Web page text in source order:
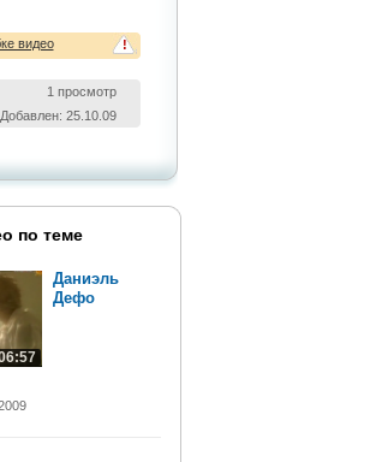
!
видео
1 просмотр
Добавлен: 25.10.09
по теме
Даниэль
Дефо